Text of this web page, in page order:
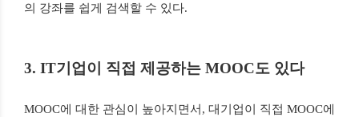
의 강좌를 쉽게 검색할 수 있다.
3. IT기업이 직접 제공하는 MOOC도 있다
MOOC에 대한 관심이 높아지면서, 대기업이 직접 MOOC에